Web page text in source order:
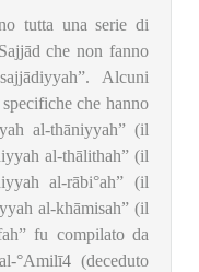
tutta una serie di
che non fanno
Alcuni
che hanno
al-thāniyyah” (il
al-thālithah” (il
al-rābi°ah” (il
al-khāmisah” (il
fu compilato da
°Amilī4 (deceduto